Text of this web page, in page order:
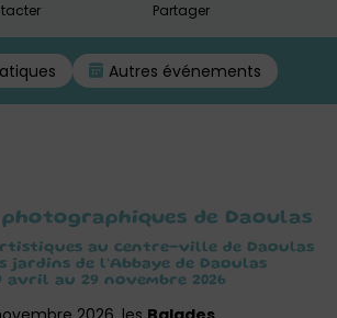
Partager
Autres événements
photographiques de Daoulas
au centre-ville de Daoulas
jardins de l’Abbaye de Daoulas
avril au 29 novembre 2026